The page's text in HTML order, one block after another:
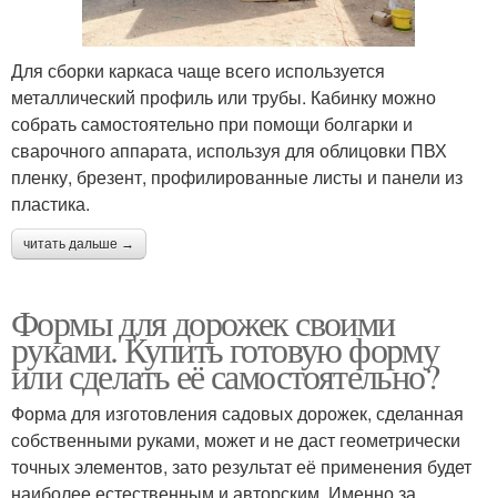
Для сборки каркаса чаще всего используется
металлический профиль или трубы. Кабинку можно
собрать самостоятельно при помощи болгарки и
сварочного аппарата, используя для облицовки ПВХ
пленку, брезент, профилированные листы и панели из
пластика.
читать дальше →
Формы для дорожек своими
руками. Купить готовую форму
или сделать её самостоятельно?
Форма для изготовления садовых дорожек, сделанная
собственными руками, может и не даст геометрически
точных элементов, зато результат её применения будет